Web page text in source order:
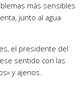
más sensibles
junto al agua
el presidente del
sentido con las
y ajenos.